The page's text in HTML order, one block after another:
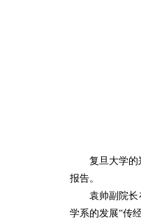
复旦大学的
报告。
袁帅副院
学系的发展“传